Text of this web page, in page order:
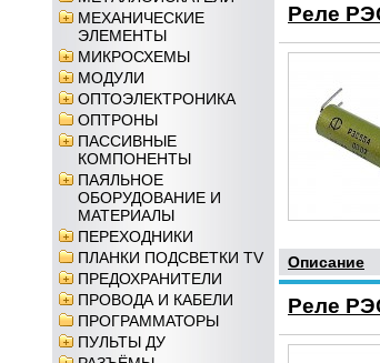
МЕХАНИЧЕСКИЕ
ЭЛЕМЕНТЫ
МИКРОСХЕМЫ
МОДУЛИ
ОПТОЭЛЕКТРОНИКА
ОПТРОНЫ
ПАССИВНЫЕ
КОМПОНЕНТЫ
ПАЯЛЬНОЕ
ОБОРУДОВАНИЕ И
МАТЕРИАЛЫ
ПЕРЕХОДНИКИ
ПЛАНКИ ПОДСВЕТКИ TV
ПРЕДОХРАНИТЕЛИ
ПРОВОДА И КАБЕЛИ
ПРОГРАММАТОРЫ
ПУЛЬТЫ ДУ
Реле
Описание
Реле